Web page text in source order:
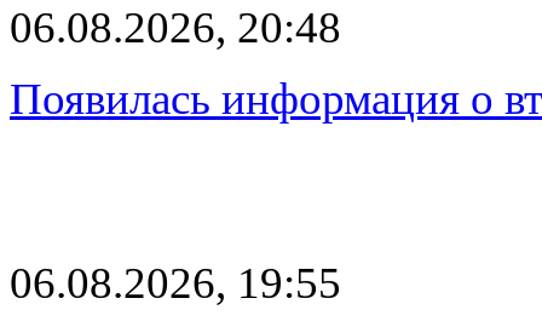
06.08.2026, 20:48
Появилась информация о
06.08.2026, 19:55